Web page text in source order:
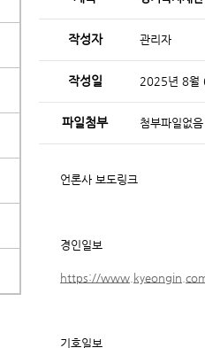
작성자 관리자
작성일 2025년 8월
파일첨부 첨부파일없음
언론사 보도링크
경인일보
https://
기호일보